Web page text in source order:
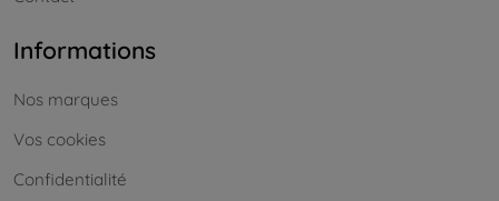
Informations
Nos marques
Vos cookies
Confidentialité